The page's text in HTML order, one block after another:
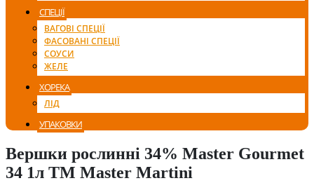
СПЕЦІЇ
ВАГОВІ СПЕЦІЇ
ФАСОВАНІ СПЕЦІЇ
СОУСИ
ЖЕЛЕ
ХОРЕКА
ЛІД
УПАКОВКИ
Вершки рослинні 34% Master Gourmet
34 1л ТМ Master Martini